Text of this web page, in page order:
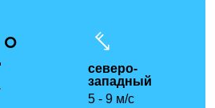
северо-
западный
5
9 м/с